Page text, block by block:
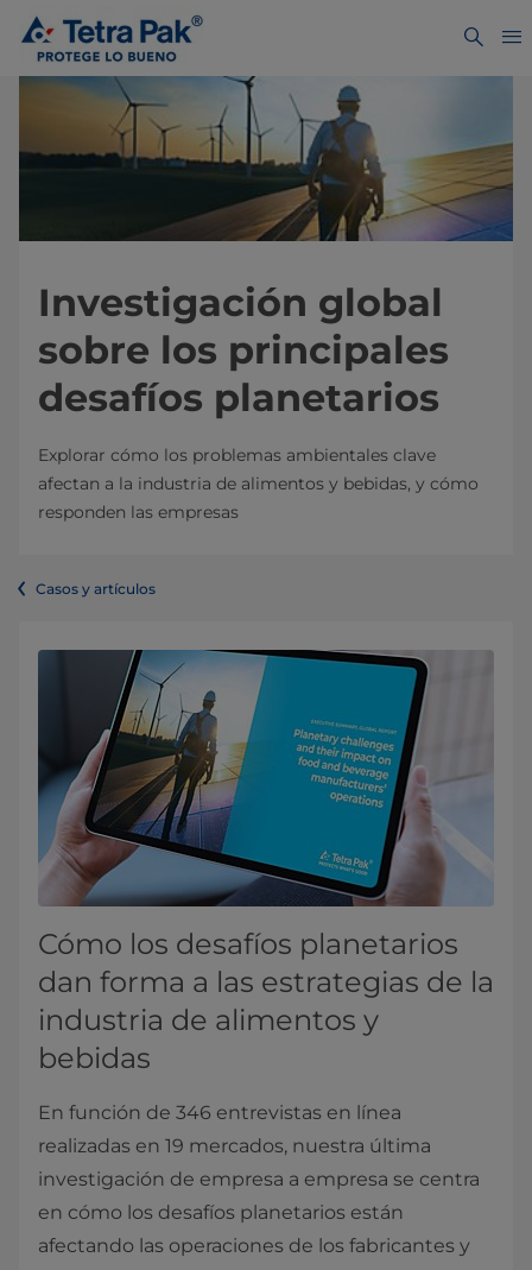
Investigación global
sobre los principales
desafíos planetarios
Explorar cómo los problemas ambientales clave
afectan a la industria de alimentos y bebidas, y cómo
responden las empresas
Casos y artículos
Cómo los desafíos planetarios
dan forma a las estrategias de la
industria de alimentos y
bebidas
En función de 346 entrevistas en línea
realizadas en 19 mercados, nuestra última
investigación de empresa a empresa se centra
en cómo los desafíos planetarios están
afectando las operaciones de los fabricantes y